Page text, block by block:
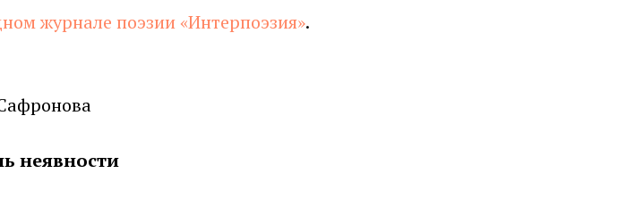
журнале поэзии «Интерпоэзия».
неявности